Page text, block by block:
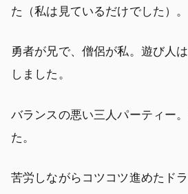
た（私は見ているだけでした）。
勇者が兄で、僧侶が私。遊び人
しました。
バランスの悪い三人パーティー
た。
苦労しながらコツコツ進めたド